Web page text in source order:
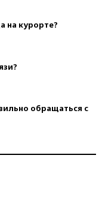
на курорте?
обращаться с